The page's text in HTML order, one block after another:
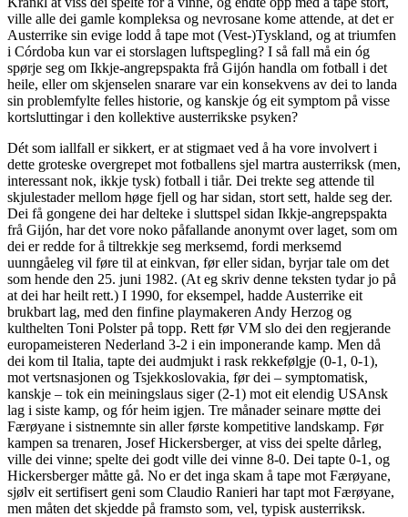
ville alle dei gamle kompleksa og nevrosane kome attende, at det er
Austerrike sin evige lodd å tape mot (Vest-)Tyskland, og at triumfen
i Córdoba kun var ei storslagen luftspegling? I så fall må ein óg
spørje seg om Ikkje-angrepspakta frå Gijón handla om fotball i det
heile, eller om skjenselen snarare var ein konsekvens av dei to landa
sin problemfylte felles historie, og kanskje óg eit symptom på visse
kortsluttingar i den kollektive austerrikske psyken?
Dét som iallfall er sikkert, er at stigmaet ved å ha vore involvert i
dette groteske overgrepet mot fotballens sjel martra austerriksk (men,
interessant nok, ikkje tysk) fotball i tiår. Dei trekte seg attende til
skjulestader mellom høge fjell og har sidan, stort sett, halde seg der.
Dei få gongene dei har delteke i sluttspel sidan Ikkje-angrepspakta
frå Gijón, har det vore noko påfallande anonymt over laget, som om
dei er redde for å tiltrekkje seg merksemd, fordi merksemd
uunngåeleg vil føre til at einkvan, før eller sidan, byrjar tale om det
som hende den 25. juni 1982. (At eg skriv denne teksten tydar jo på
at dei har heilt rett.) I 1990, for eksempel, hadde Austerrike eit
brukbart lag, med den finfine playmakeren Andy Herzog og
kulthelten Toni Polster på topp. Rett før VM slo dei den regjerande
europameisteren Nederland 3-2 i ein imponerande kamp. Men då
dei kom til Italia, tapte dei audmjukt i rask rekkefølgje (0-1, 0-1),
mot vertsnasjonen og Tsjekkoslovakia, før dei – symptomatisk,
kanskje – tok ein meiningslaus siger (2-1) mot eit elendig USAnsk
lag i siste kamp, og fór heim igjen. Tre månader seinare møtte dei
Færøyane i sistnemnte sin aller første kompetitive landskamp. Før
kampen sa trenaren, Josef Hickersberger, at viss dei spelte dårleg,
ville dei vinne; spelte dei godt ville dei vinne 8-0. Dei tapte 0-1, og
Hickersberger måtte gå. No er det inga skam å tape mot Færøyane,
sjølv eit sertifisert geni som Claudio Ranieri har tapt mot Færøyane,
men måten det skjedde på framsto som, vel, typisk austerriksk.